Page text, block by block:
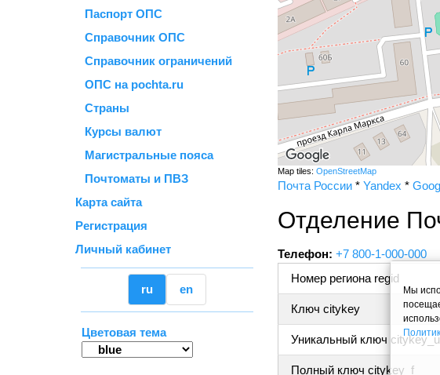
Паспорт ОПС
Справочник ОПС
Справочник ограничений
ОПС на pochta.ru
Страны
Курсы валют
Магистральные пояса
Почтоматы и ПВЗ
Карта сайта
Регистрация
Личный кабинет
ru en
Цветовая тема
Map tiles: OpenStreetMap
Почта России * Yandex *
Отделение
Телефон: +7 800-1-000-000
Номер региона regid
Ключ citykey
Уникальный ключ citykey_u
Полный ключ citykey_f
Мы